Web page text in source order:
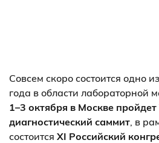
Совсем скоро состоится одно
года в области лабораторной
1–3 октября в Москве
диагностический саммит, в
состоится XI Российский